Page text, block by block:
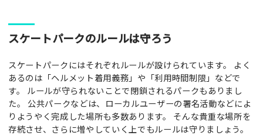
スケートパークのルールは守ろう
スケートパークにはそれぞれルールが設けられています。 よく
あるのは「ヘルメット着用義務」や「利用時間制限」などで
す。 ルールが守られないことで閉鎖されるパークもありまし
た。 公共パークなどは、ローカルユーザーの署名活動などによ
りようやく完成した場所も多数あります。 そんな貴重な場所を
存続させ、さらに増やしていく上でもルールは守りましょう。